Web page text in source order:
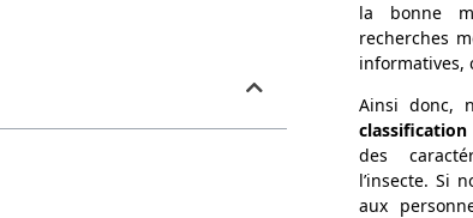
la bonne
recherches
informatives,
Ainsi donc,
classification
des
l’insecte. Si
aux